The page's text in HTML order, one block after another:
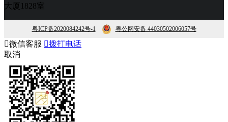
大厦1828室
粤ICP备2020084242号-1 粤公网安备 44030502006057号
微信客服 拨打电话
取消